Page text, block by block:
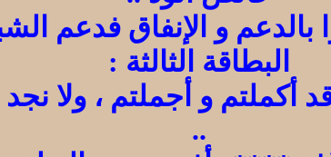
بالدعم و الإنفاق فدعم
البطاقة الثالثة :
أكملتم و أجملتم ، ولا
..